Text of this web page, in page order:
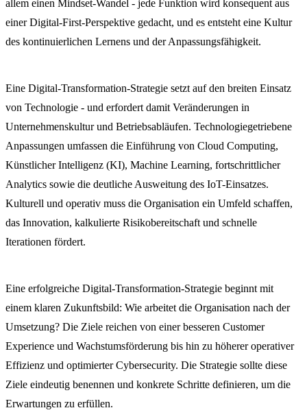
allem einen Mindset-Wandel - jede Funktion wird konsequent aus
einer Digital-First-Perspektive gedacht, und es entsteht eine Kultur
des kontinuierlichen Lernens und der Anpassungsfähigkeit.
Eine Digital-Transformation-Strategie setzt auf den breiten Einsatz
von Technologie - und erfordert damit Veränderungen in
Unternehmenskultur und Betriebsabläufen. Technologiegetriebene
Anpassungen umfassen die Einführung von Cloud Computing,
Künstlicher Intelligenz (KI), Machine Learning, fortschrittlicher
Analytics sowie die deutliche Ausweitung des IoT-Einsatzes.
Kulturell und operativ muss die Organisation ein Umfeld schaffen,
das Innovation, kalkulierte Risikobereitschaft und schnelle
Iterationen fördert.
Eine erfolgreiche Digital-Transformation-Strategie beginnt mit
einem klaren Zukunftsbild: Wie arbeitet die Organisation nach der
Umsetzung? Die Ziele reichen von einer besseren Customer
Experience und Wachstumsförderung bis hin zu höherer operativer
Effizienz und optimierter Cybersecurity. Die Strategie sollte diese
Ziele eindeutig benennen und konkrete Schritte definieren, um die
Erwartungen zu erfüllen.